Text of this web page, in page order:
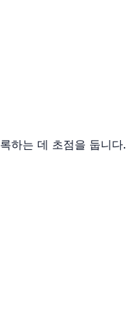
하는 데 초점을 둡니다.